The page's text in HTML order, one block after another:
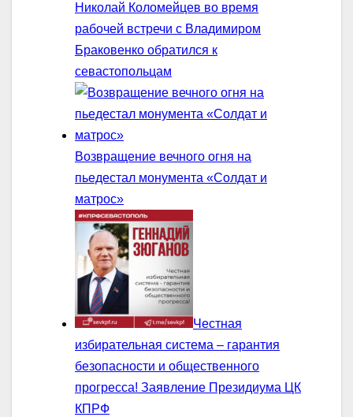
Николай Коломейцев во время
рабочей встречи с Владимиром
Браковенко обратился к
севастопольцам
Возвращение вечного огня на
пьедестал монумента «Солдат и
матрос»
Честная
избирательная система – гарантия
безопасности и общественного
прогресса! Заявление Президиума ЦК
КПРФ